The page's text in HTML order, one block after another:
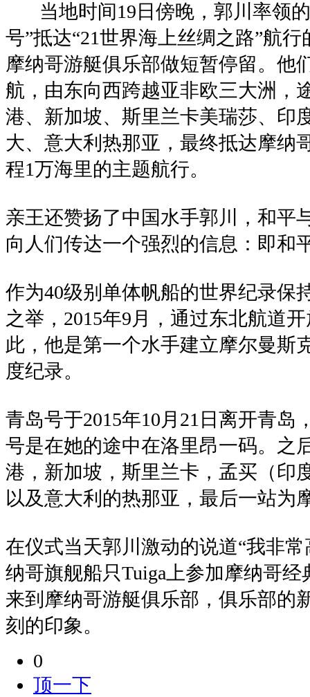
当地时间19日傍晚，郭川率领的
号”抵达“21世界海上丝绸之路”航
摩纳哥游艇俱乐部做短暂停留。他
航，由东向西跨越亚非欧三大洲，
港、新加坡、斯里兰卡美瑞莎、印
大、意大利热那亚，最终抵达摩纳
程1万海里的主题航行。
亲王还赞扬了中国水手郭川，和平
向人们传达一个强烈的信息：即和
作为40级别单体帆船的世界纪录保
之举，2015年9月，通过东北航道
此，他是第一个水手建立摩尔曼斯
度纪录。
青岛号于2015年10月21日离开青岛
号是在她的途中在洛里昂一码。之
港，新加坡，斯里兰卡，孟买（印
以及意大利的热那亚，最后一站为
在仪式当天郭川激动的说道“我非
纳哥旗舰船只Tuiga上参加摩纳哥
来到摩纳哥游艇俱乐部，俱乐部的
刻的印象。
0
顶一下